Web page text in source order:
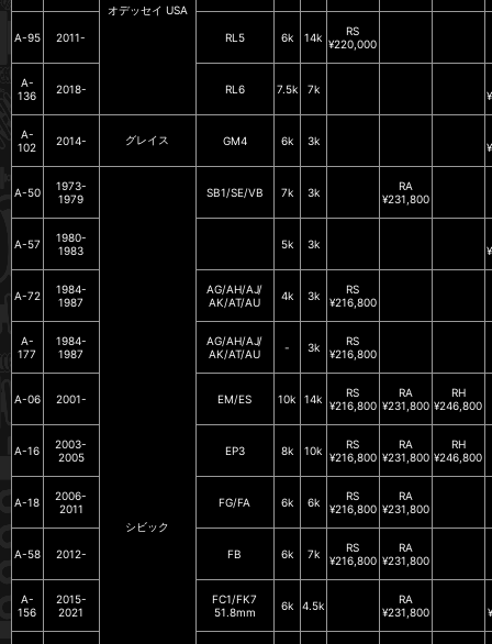
オデッセイ USA
A-95 2011- RL5 6k 14k
RS
¥220,000
A-
136
2018- RL6 7.5k 7k
A-
102
2014- グレイス GM4 6k 3k
A-50
1973-
1979
シビック
SB1/SE/VB 7k 3k
RA
¥231,800
A-57
1980-
1983
5k 3k
A-72
1984-
1987
AG/AH/AJ/
AK/AT/AU
4k 3k
RS
¥216,800
A-
177
1984-
1987
AG/AH/AJ/
AK/AT/AU
- 3k
RS
¥216,800
A-06 2001- EM/ES 10k 14k
RS
¥216,800
RA
¥231,800
RH
¥246,800
A-16
2003-
2005
EP3 8k 10k
RS
¥216,800
RA
¥231,800
RH
¥246,800
A-18
2006-
2011
FG/FA 6k 6k
RS
¥216,800
RA
¥231,800
A-58 2012- FB 6k 7k
RS
¥216,800
RA
¥231,800
A-
156
2015-
2021
FC1/FK7
51.8mm
6k 4.5k
RA
¥231,800